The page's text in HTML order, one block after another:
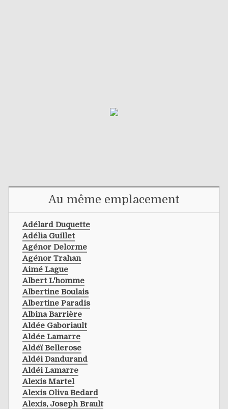
Au même emplacement
Adélard Duquette
Adélia Guillet
Agénor Delorme
Agénor Trahan
Aimé Lague
Albert L'homme
Albertine Boulais
Albertine Paradis
Albina Barrière
Aldée Gaboriault
Aldée Lamarre
Aldéï Bellerose
Aldéi Dandurand
Aldéi Lamarre
Alexis Martel
Alexis Oliva Bedard
Alexis, Joseph Brault